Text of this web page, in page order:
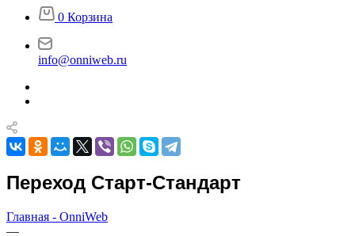
0 Корзина
info@onniweb.ru
Переход Старт-Стандарт
Главная - OnniWeb
—